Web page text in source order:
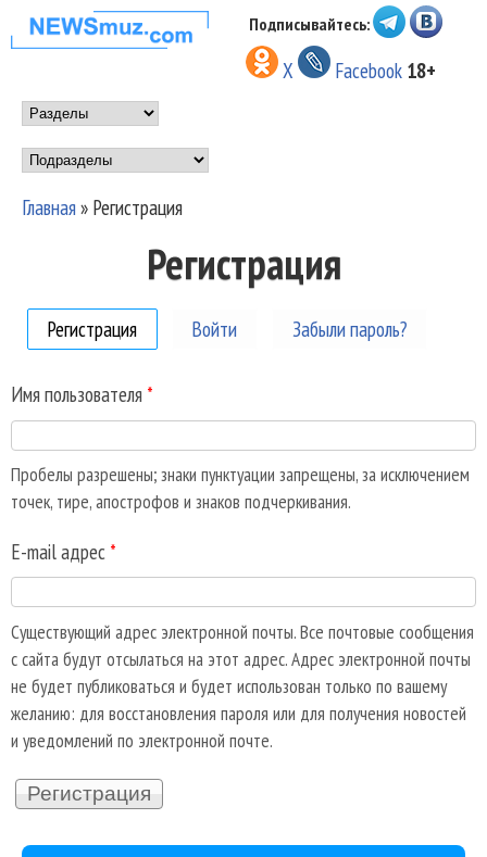
Перейти к основному
содержанию
НОВОСТИ
МУЗЫКИ И
ШОУ БИЗНЕСА
NEWSMUZ.COM
Подписывайтесь:
X Facebook 18+
Main menu
Подразделы
Главная» Регистрация
Регистрация
Регистрация (активная вкладка)
Войти Забыли пароль?
Имя пользователя *
Пробелы разрешены; знаки пунктуации запрещены, за исключением
точек, тире, апострофов и знаков подчеркивания.
E-mail адрес *
Существующий адрес электронной почты. Все почтовые сообщения
с сайта будут отсылаться на этот адрес. Адрес электронной почты
не будет публиковаться и будет использован только по вашему
желанию: для восстановления пароля или для получения новостей
и уведомлений по электронной почте.